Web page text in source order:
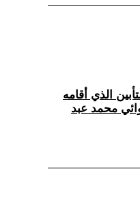
الذي أقامه
محمد عبد